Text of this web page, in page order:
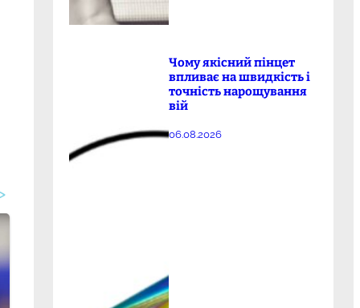
Чому якісний пінцет
впливає на швидкість і
точність нарощування
вій
06.08.2026